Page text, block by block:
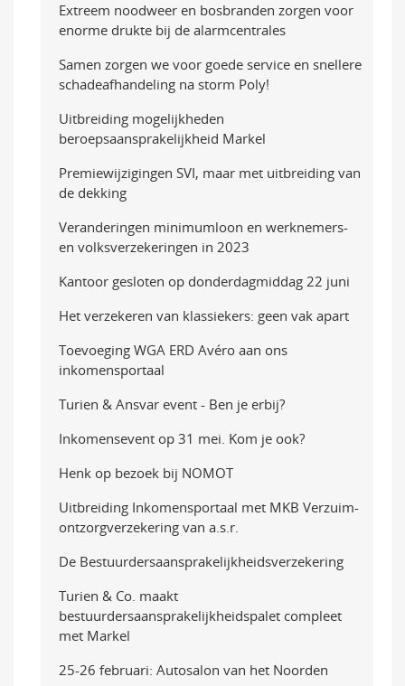
Extreem noodweer en bosbranden zorgen voor
enorme drukte bij de alarmcentrales
Samen zorgen we voor goede service en snellere
schadeafhandeling na storm Poly!
Uitbreiding mogelijkheden
beroepsaansprakelijkheid Markel
Premiewijzigingen SVI, maar met uitbreiding van
de dekking
Veranderingen minimumloon en werknemers-
en volksverzekeringen in 2023
Kantoor gesloten op donderdagmiddag 22 juni
Het verzekeren van klassiekers: geen vak apart
Toevoeging WGA ERD Avéro aan ons
inkomensportaal
Turien & Ansvar event - Ben je erbij?
Inkomensevent op 31 mei. Kom je ook?
Henk op bezoek bij NOMOT
Uitbreiding Inkomensportaal met MKB Verzuim-
ontzorgverzekering van a.s.r.
De Bestuurdersaansprakelijkheidsverzekering
Turien & Co. maakt
bestuurdersaansprakelijkheidspalet compleet
met Markel
25-26 februari: Autosalon van het Noorden